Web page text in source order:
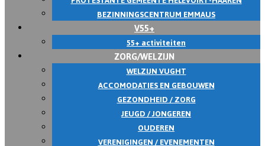
BEZINNINGSCENTRUM EMMAUS
V55+
55+ activiteiten
ZORG/WELZIJN
WELZIJN VUGHT
ACCOMODATIES EN GEBOUWEN
GEZONDHEID / ZORG
JEUGD / JONGEREN
OUDEREN
VERENIGINGEN / EVENEMENTEN